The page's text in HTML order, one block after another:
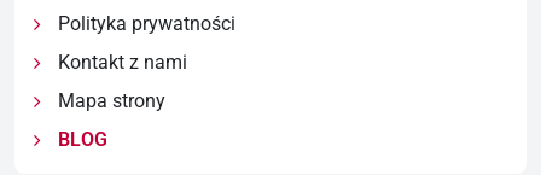
Polityka prywatności
Kontakt z nami
Mapa strony
BLOG